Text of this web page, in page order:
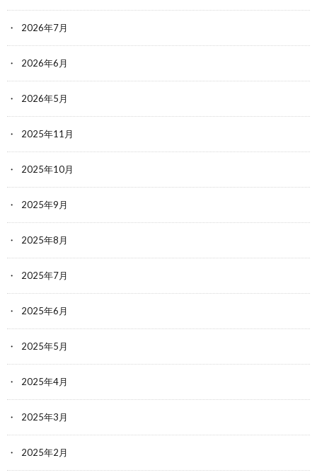
2026年7月
2026年6月
2026年5月
2025年11月
2025年10月
2025年9月
2025年8月
2025年7月
2025年6月
2025年5月
2025年4月
2025年3月
2025年2月